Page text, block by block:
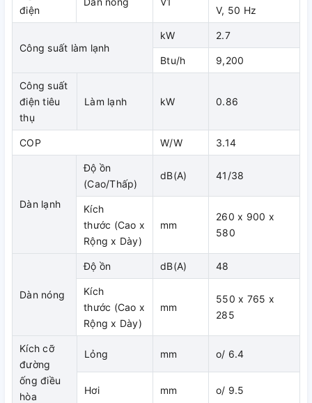
độ dốc ống xả và cách nhiệt.
Để ngăn ngừa hiện tượng gia tăng độ ồn khi máy vận
hành, không lắp lưới hút gió trực tiếp dưới buồng hút.
Dàn lạnh
điện
V, 50 Hz
Công suất làm lạnh
kW 2.7
Btu/h 9,200
Công suất
điện tiêu
thụ
Làm lạnh kW 0.86
COP W/W 3.14
Dàn lạnh
Độ ồn
(Cao/Thấp)
dB(A) 41/38
Kích
thước (Cao x
Rộng x Dày)
mm
260 x 900 x
580
Dàn nóng
Độ ồn dB(A) 48
Kích
thước (Cao x
Rộng x Dày)
mm
550 x 765 x
285
Kích cỡ
đường
ống điều
hòa
Lỏng mm o/ 6.4
Hơi mm o/ 9.5